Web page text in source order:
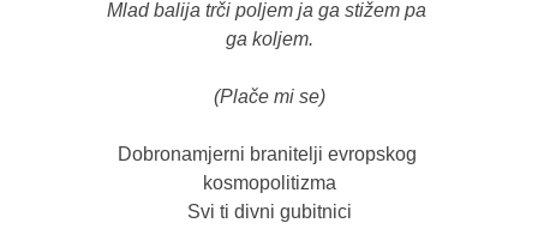
Mlad balija trči poljem ja ga stižem pa
ga koljem.
(Plače mi se)
Dobronamjerni branitelji evropskog
kosmopolitizma
Svi ti divni gubitnici